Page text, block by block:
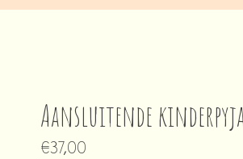
Aansluitende
€37,00